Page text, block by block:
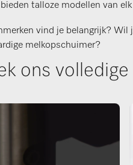
talloze modellen van elk
vind je belangrijk?
melkopschuimer?
ons